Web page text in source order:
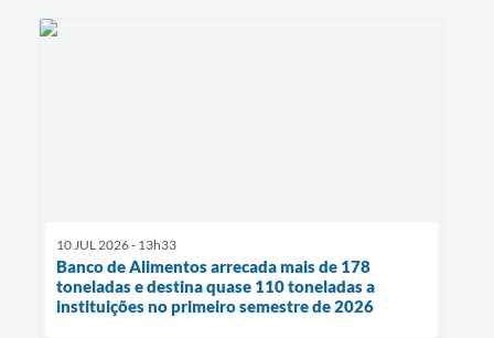
10 JUL 2026 - 13h33
Banco de Alimentos arrecada mais de 178
toneladas e destina quase 110 toneladas a
instituições no primeiro semestre de 2026